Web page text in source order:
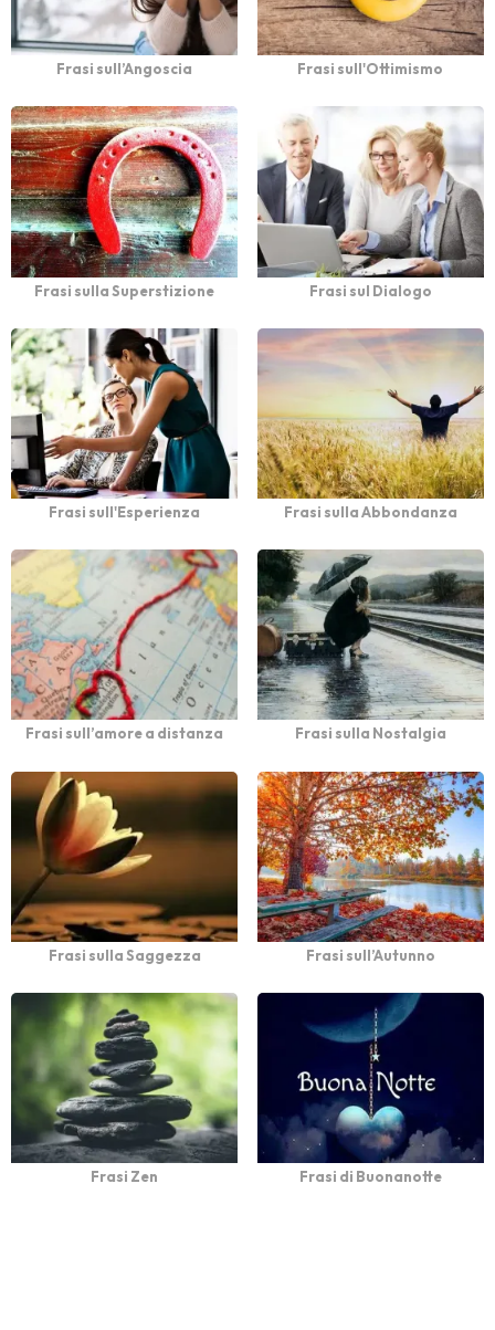
Frasi sull’Angoscia Frasi sull'Ottimismo
Frasi sulla Superstizione Frasi sul Dialogo
Frasi sull'Esperienza Frasi sulla Abbondanza
Frasi sull’amore a distanza Frasi sulla Nostalgia
Frasi sulla Saggezza Frasi sull’Autunno
Frasi Zen Frasi di Buonanotte